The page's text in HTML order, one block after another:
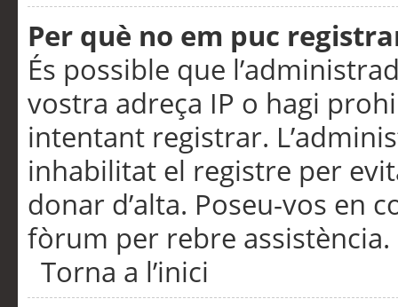
Per què no em puc
És possible que
vostra adreça IP o hagi
intentant registrar.
inhabilitat el registre per
donar d’alta. Poseu-vos en
fòrum per rebre assistència.
Torna a l’inici